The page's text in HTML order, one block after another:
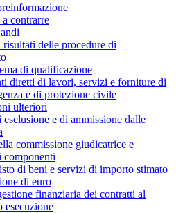
contrarre
delle procedure di
di qualificazione
diretti di lavori, servizi e forniture di
e di protezione civile
ulteriori
e di ammissione dalle
commissione giudicatrice e
componenti
di beni e servizi di importo stimato
di euro
finanziaria dei contratti al
esecuzione